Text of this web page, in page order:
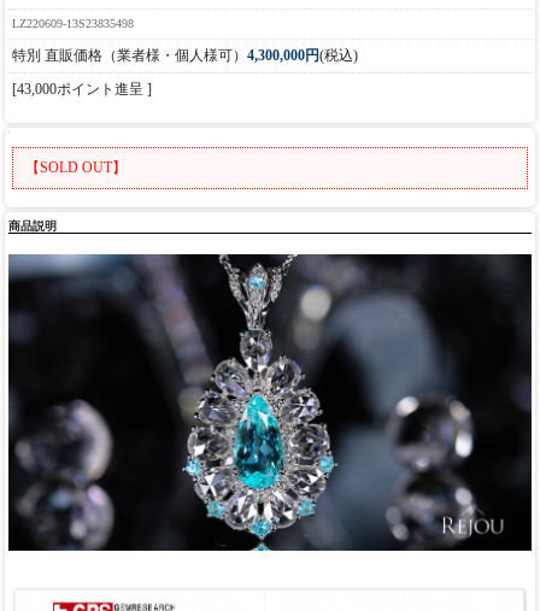
LZ220609-13S23835498
特別 直販価格（業者様・個人様可） 4,300,000円(税込)
[43,000ポイント進呈 ]
【SOLD OUT】
商品説明